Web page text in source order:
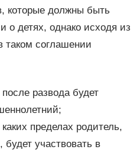
которые должны быть
о детях, однако исходя из
таком соглашении
развода будет
пределах родитель,
участвовать в